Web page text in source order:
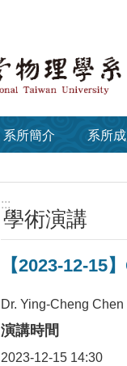
系所簡介 系所
:::
學術演講
【2023-12-
Dr. Ying-Cheng
演講時間
2023-12-15 14:30